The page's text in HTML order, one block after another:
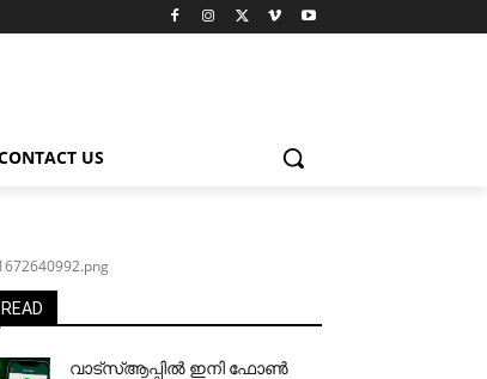
US
വാട്‌സ്ആപ്പിൽ ഇനി ഫോൺ